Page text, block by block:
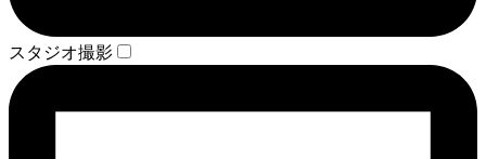
スタジオ撮影